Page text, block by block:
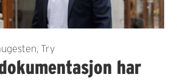
Try
har